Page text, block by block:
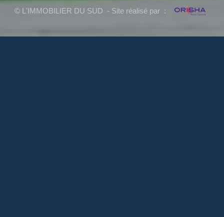
© L'IMMOBILIER DU SUD - Site réalisé par :